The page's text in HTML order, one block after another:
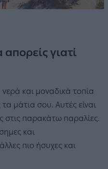
απορείς γιατί
και μοναδικά τοπία
μάτια σου. Αυτές είναι
στις παρακάτω παραλίες.
και
πιο ήσυχες και